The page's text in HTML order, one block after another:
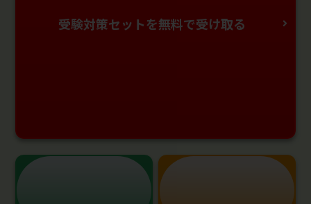
受験対策セットを無料で受け取る